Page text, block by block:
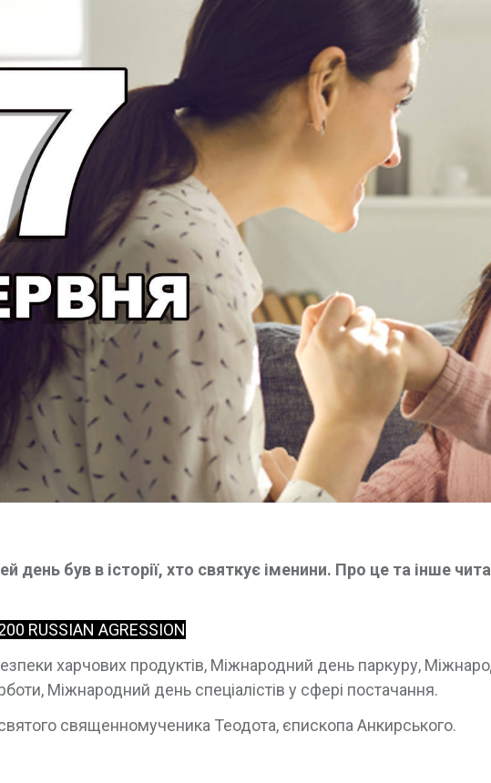
день був в історії, хто святкує іменини. Про це та інше
RUSSIAN AGRESSION
харчових продуктів, Міжнародний день паркуру,
Міжнародний день спеціалістів у сфері постачання.
священномученика Теодота, єпископа Анкирського.